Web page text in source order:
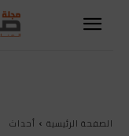
الصفحة الرئيسية أحداث